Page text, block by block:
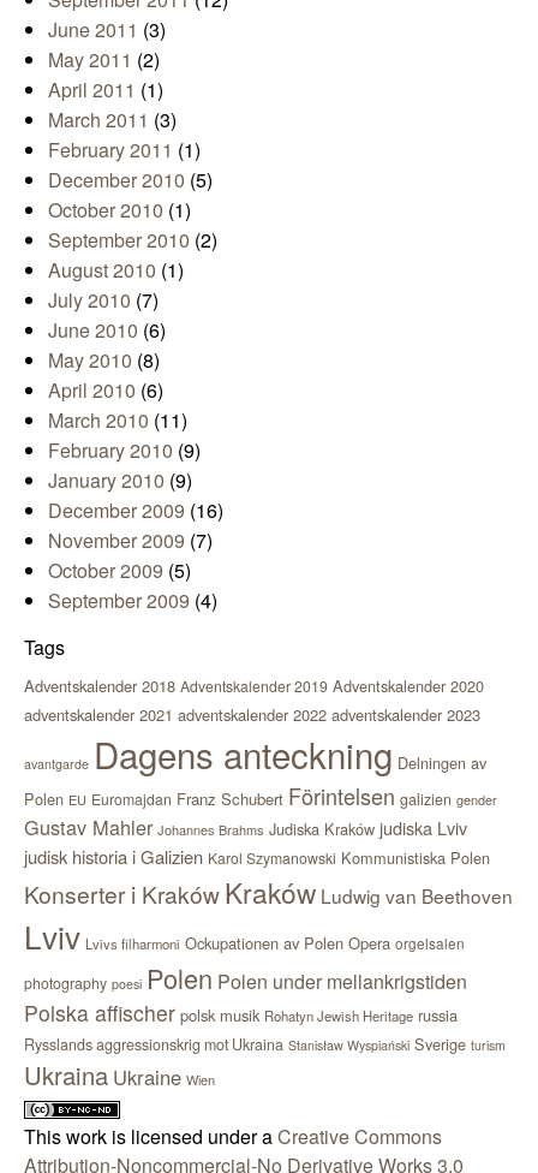
June 2011 (3)
May 2011 (2)
April 2011 (1)
March 2011 (3)
February 2011 (1)
December 2010 (5)
October 2010 (1)
September 2010 (2)
August 2010 (1)
July 2010 (7)
June 2010 (6)
May 2010 (8)
April 2010 (6)
March 2010 (11)
February 2010 (9)
January 2010 (9)
December 2009 (16)
November 2009 (7)
October 2009 (5)
September 2009 (4)
Tags
Adventskalender 2018 Adventskalender 2019 Adventskalender 2020
adventskalender 2021 adventskalender 2022 adventskalender 2023
avantgarde Dagens anteckning Delningen av
Polen EU Euromajdan Franz Schubert Förintelsen galizien gender
Gustav Mahler Johannes Brahms Judiska Kraków judiska Lviv
judisk historia i Galizien Karol Szymanowski Kommunistiska Polen
Konserter i KrakówKraków Ludwig van Beethoven
Lviv Lvivs filharmoni Ockupationen av Polen Opera orgelsalen
photography poesi Polen Polen under mellankrigstiden
Polska affischer polsk musik Rohatyn Jewish Heritage russia
Rysslands aggressionskrig mot Ukraina Stanisław Wyspiański Sverige turism
Ukraina Ukraine Wien
This work is licensed under aCreative Commons
Attribution-Noncommercial-No Derivative Works 3.0